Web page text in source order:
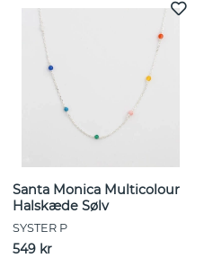
Santa Monica Multicolour
Halskæde Sølv
SYSTER P
549 kr